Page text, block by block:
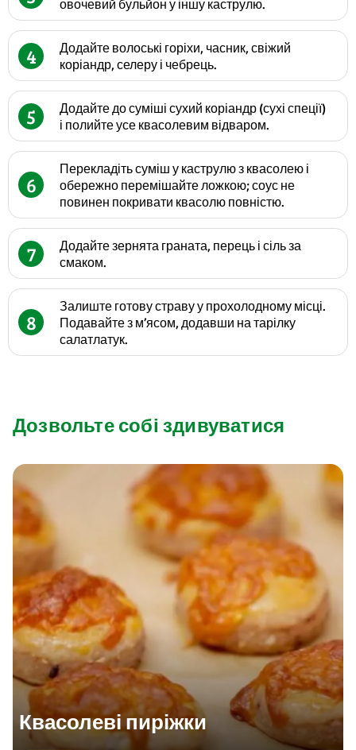
овочевий бульйон у іншу каструлю.
4
Додайте волоські горіхи, часник, свіжий
коріандр, селеру і чебрець.
5
Додайте до суміші сухий коріандр (сухі спеції)
і полийте усе квасолевим відваром.
6
Перекладіть суміш у каструлю з квасолею і
обережно перемішайте ложкою; соус не
повинен покривати квасолю повністю.
7
Додайте зернята граната, перець і сіль за
смаком.
8
Залиште готову страву у прохолодному місці.
Подавайте з м’ясом, додавши на тарілку
салатлатук.
Дозвольте собі здивуватися
Квасолеві пиріжки